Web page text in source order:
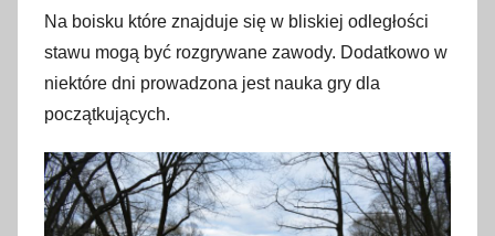
Na boisku które znajduje się w bliskiej odległości
stawu mogą być rozgrywane zawody. Dodatkowo w
niektóre dni prowadzona jest nauka gry dla
początkujących.